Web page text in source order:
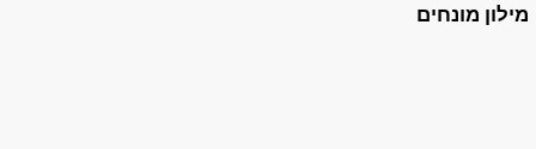
מילון מונחים